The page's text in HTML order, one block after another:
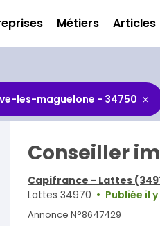
Métiers Articles
les-maguelone - 34750
Conseiller
Capifrance - Lattes
Lattes 34970
Publiée il
Annonce N°8647429